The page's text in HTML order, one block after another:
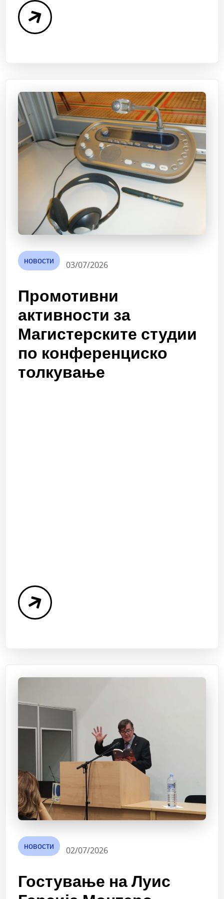
новости 03/07/2026
Промотивни
активности за
Магистерските студии
по конференциско
толкување
новости 02/07/2026
Гостување на Луис